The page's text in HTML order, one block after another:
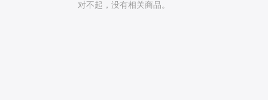
对不起，没有相关商品。